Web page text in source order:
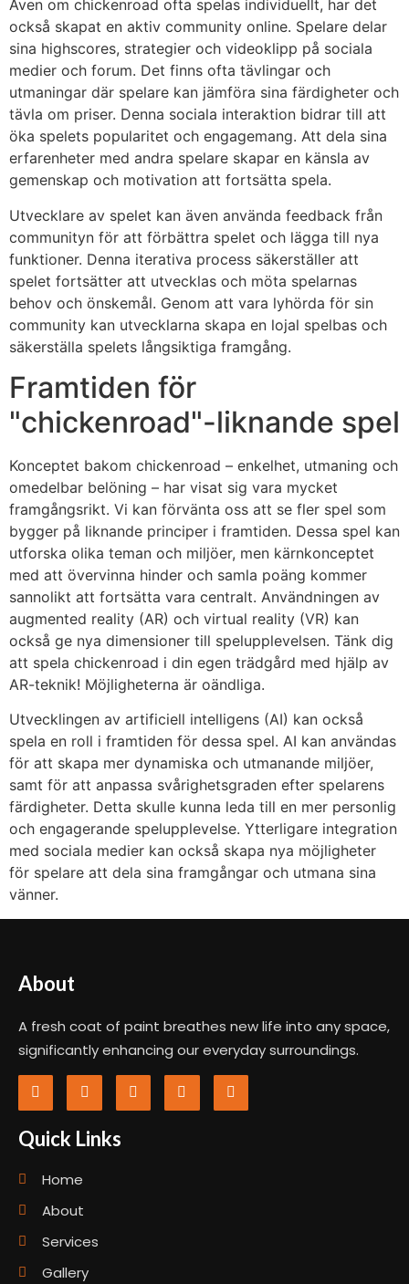
Även om chickenroad ofta spelas individuellt, har det
också skapat en aktiv community online. Spelare delar
sina highscores, strategier och videoklipp på sociala
medier och forum. Det finns ofta tävlingar och
utmaningar där spelare kan jämföra sina färdigheter och
tävla om priser. Denna sociala interaktion bidrar till att
öka spelets popularitet och engagemang. Att dela sina
erfarenheter med andra spelare skapar en känsla av
gemenskap och motivation att fortsätta spela.
Utvecklare av spelet kan även använda feedback från
communityn för att förbättra spelet och lägga till nya
funktioner. Denna iterativa process säkerställer att
spelet fortsätter att utvecklas och möta spelarnas
behov och önskemål. Genom att vara lyhörda för sin
community kan utvecklarna skapa en lojal spelbas och
säkerställa spelets långsiktiga framgång.
Framtiden för
"chickenroad"-liknande spel
Konceptet bakom chickenroad – enkelhet, utmaning och
omedelbar belöning – har visat sig vara mycket
framgångsrikt. Vi kan förvänta oss att se fler spel som
bygger på liknande principer i framtiden. Dessa spel kan
utforska olika teman och miljöer, men kärnkonceptet
med att övervinna hinder och samla poäng kommer
sannolikt att fortsätta vara centralt. Användningen av
augmented reality (AR) och virtual reality (VR) kan
också ge nya dimensioner till spelupplevelsen. Tänk dig
att spela chickenroad i din egen trädgård med hjälp av
AR-teknik! Möjligheterna är oändliga.
Utvecklingen av artificiell intelligens (AI) kan också
spela en roll i framtiden för dessa spel. AI kan användas
för att skapa mer dynamiska och utmanande miljöer,
samt för att anpassa svårighetsgraden efter spelarens
färdigheter. Detta skulle kunna leda till en mer personlig
och engagerande spelupplevelse. Ytterligare integration
med sociala medier kan också skapa nya möjligheter
för spelare att dela sina framgångar och utmana sina
vänner.
About
A fresh coat of paint breathes new life into any space,
significantly enhancing our everyday surroundings.
Quick Links
Home
About
Services
Gallery